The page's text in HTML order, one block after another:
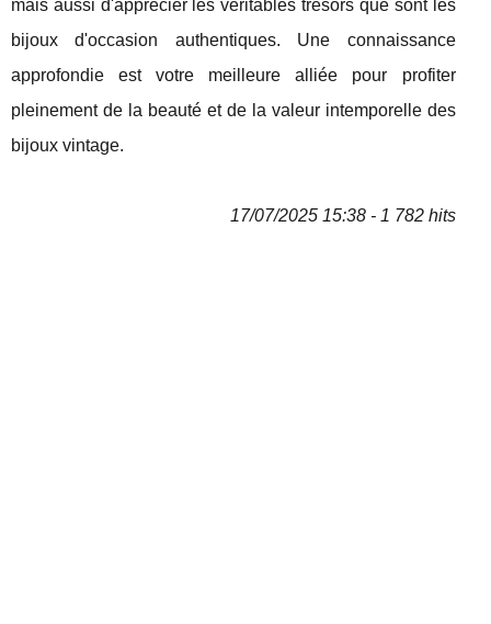
mais aussi d'apprécier les véritables trésors que sont les
bijoux d'occasion authentiques. Une connaissance
approfondie est votre meilleure alliée pour profiter
pleinement de la beauté et de la valeur intemporelle des
bijoux vintage.
17/07/2025 15:38 - 1 782 hits